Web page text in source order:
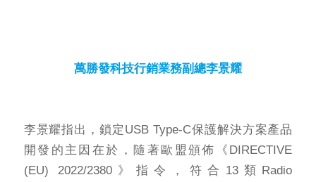
萬勝發科技行銷業務副總李景耀
李景耀指出，鎖定USB Type-C保護解決方案產品
開發的主因在於，隨著歐盟頒佈《DIRECTIVE
(EU) 2022/2380》指令，符合13類Radio